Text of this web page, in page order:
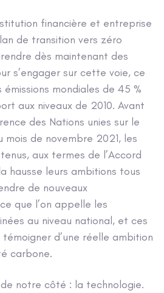
financière et entreprise
de transition vers zéro
dès maintenant des
s’engager sur cette voie, ce
mondiales de 45 %
aux niveaux de 2010. Avant
des Nations unies sur le
mois de novembre 2021, les
aux termes de l’Accord
hausse leurs ambitions tous
de nouveaux
que l’on appelle les
au niveau national, et ces
d’une réelle ambition
carbone.
notre côté : la technologie.